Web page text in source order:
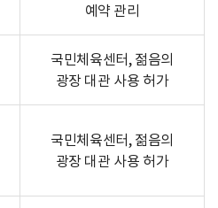
예약 관리
국민체육센터, 젊음의
광장 대관 사용 허가
국민체육센터, 젊음의
광장 대관 사용 허가